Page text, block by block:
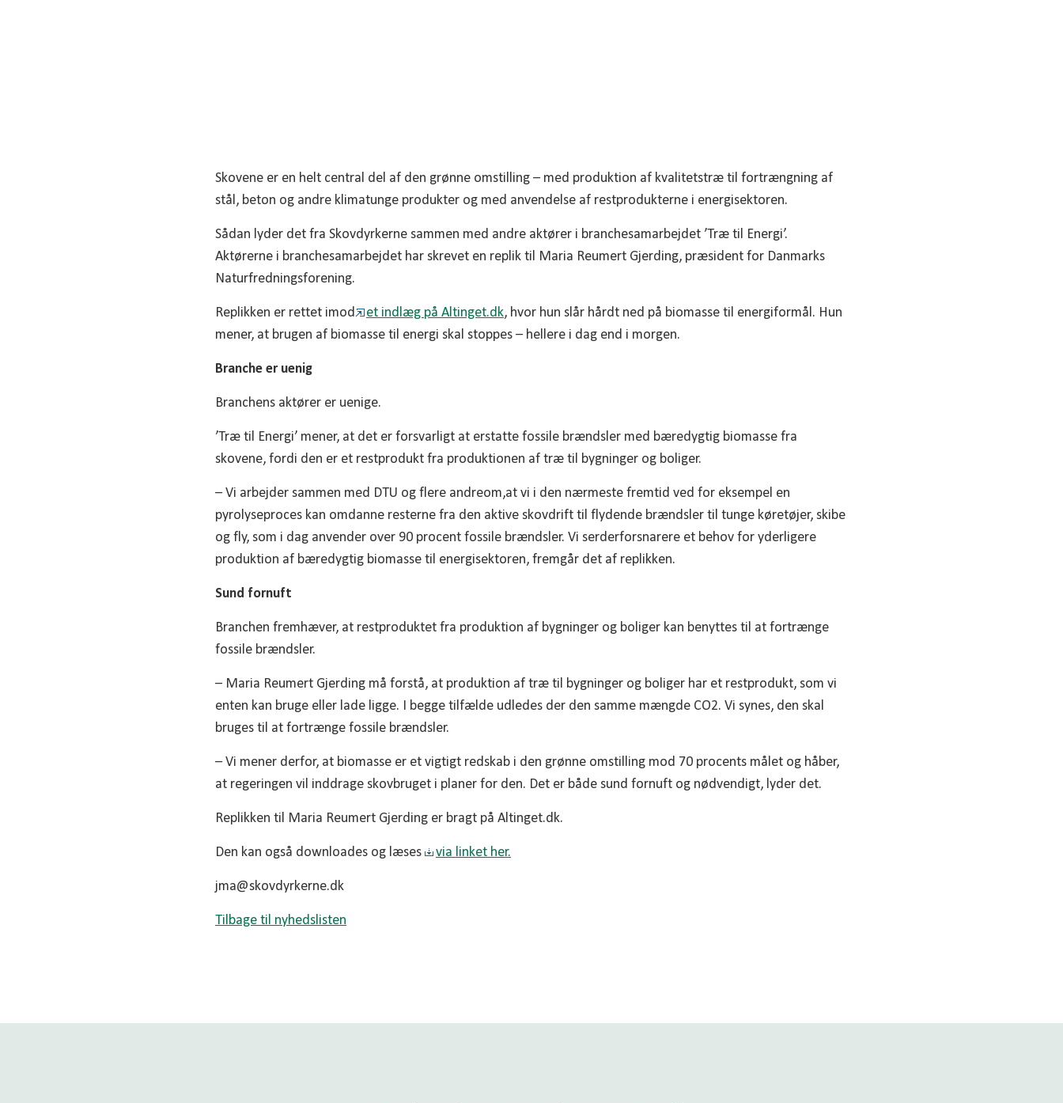
Skovene er en helt central del af den grønne omstilling – med produktion af kvalitetstræ til fortrængning af
stål, beton og andre klimatunge produkter og med anvendelse af restprodukterne i energisektoren.
Sådan lyder det fra Skovdyrkerne sammen med andre aktører i branchesamarbejdet ’Træ til Energi’.
Aktørerne i branchesamarbejdet har skrevet en replik til Maria Reumert Gjerding, præsident for Danmarks
Naturfredningsforening.
Replikken er rettet imod et indlæg på Altinget.dk, hvor hun slår hårdt ned på biomasse til energiformål. Hun
mener, at brugen af biomasse til energi skal stoppes – hellere i dag end i morgen.
Branche er uenig
Branchens aktører er uenige.
’Træ til Energi’ mener, at det er forsvarligt at erstatte fossile brændsler med bæredygtig biomasse fra
skovene, fordi den er et restprodukt fra produktionen af træ til bygninger og boliger.
– Vi arbejder sammen med DTU og flere andreom,at vi i den nærmeste fremtid ved for eksempel en
pyrolyseproces kan omdanne resterne fra den aktive skovdrift til flydende brændsler til tunge køretøjer, skibe
og fly, som i dag anvender over 90 procent fossile brændsler. Vi serderforsnarere et behov for yderligere
produktion af bæredygtig biomasse til energisektoren, fremgår det af replikken.
Sund fornuft
Branchen fremhæver, at restproduktet fra produktion af bygninger og boliger kan benyttes til at fortrænge
fossile brændsler.
– Maria Reumert Gjerding må forstå, at produktion af træ til bygninger og boliger har et restprodukt, som vi
enten kan bruge eller lade ligge. I begge tilfælde udledes der den samme mængde CO2. Vi synes, den skal
bruges til at fortrænge fossile brændsler.
– Vi mener derfor, at biomasse er et vigtigt redskab i den grønne omstilling mod 70 procents målet og håber,
at regeringen vil inddrage skovbruget i planer for den. Det er både sund fornuft og nødvendigt, lyder det.
Replikken til Maria Reumert Gjerding er bragt på Altinget.dk.
Den kan også downloades og læses via linket her.
jma@skovdyrkerne.dk
Tilbage til nyhedslisten